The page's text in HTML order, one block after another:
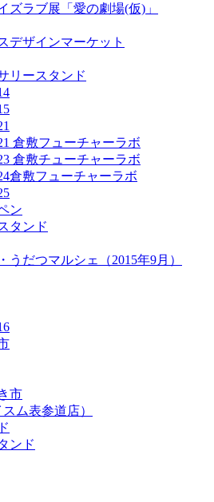
ズラブ展「愛の劇場(仮)」
デザインマーケット
リースタンド
倉敷フューチャーラボ
倉敷チューチャーラボ
倉敷フューチャーラボ
ン
タンド
うだつマルシェ（2015年9月）
市
ム表参道店）
ンド